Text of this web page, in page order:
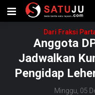
Dari Fraksi
Anggota
Jadwalkan
Pengidap
Minggu, 05